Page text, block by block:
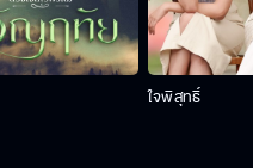
ใจพิสุทธิ์